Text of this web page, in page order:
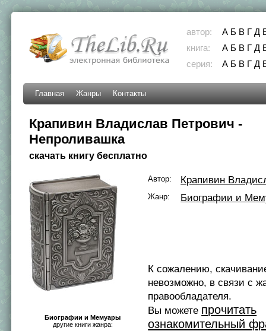
автор: А Б В Г Д
книга:
А Б В Г Д
серия:
А Б В Г Д
Главная Жанры Контакты
Крапивин Владислав Петрович -
Непроливашка
скачать книгу бесплатно
Биографии и Мемуары
другие книги жанра:
Автор: Крапивин
Жанр: Биографии и
К сожалению,
невозможно, в связи с
правообладателя.
Вы можете прочитать
ознакомительный